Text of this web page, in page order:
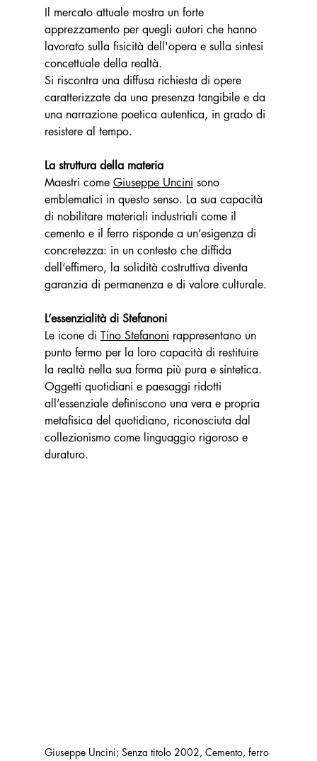
Il mercato attuale mostra un forte
apprezzamento per quegli autori che hanno
lavorato sulla fisicità dell'opera e sulla sintesi
concettuale della realtà.
Si riscontra una diffusa richiesta di opere
caratterizzate da una presenza tangibile e da
una narrazione poetica autentica, in grado di
resistere al tempo.
La struttura della materia
Maestri come Giuseppe Uncini sono
emblematici in questo senso. La sua capacità
di nobilitare materiali industriali come il
cemento e il ferro risponde a un’esigenza di
concretezza: in un contesto che diffida
dell’effimero, la solidità costruttiva diventa
garanzia di permanenza e di valore culturale.
L’essenzialità di Stefanoni
Le icone di Tino Stefanoni rappresentano un
punto fermo per la loro capacità di restituire
la realtà nella sua forma più pura e sintetica.
Oggetti quotidiani e paesaggi ridotti
all’essenziale definiscono una vera e propria
metafisica del quotidiano, riconosciuta dal
collezionismo come linguaggio rigoroso e
duraturo.
Giuseppe Uncini; Senza titolo 2002, Cemento, ferro